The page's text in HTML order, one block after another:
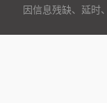
因信息残缺、延时